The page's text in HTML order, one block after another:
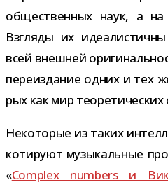
обще­ствен­ных наук, а
Взгляды их
всей внеш­ней
пере­из­да­ние одних и тех
рых как мир
Некоторые из таких
коти­руют музы­каль­ные
«Complex numbers и